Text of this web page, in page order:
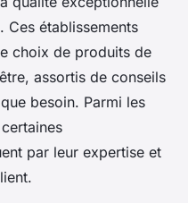
Ces établissements
choix de produits de
assortis de conseils
besoin. Parmi les
par leur expertise et